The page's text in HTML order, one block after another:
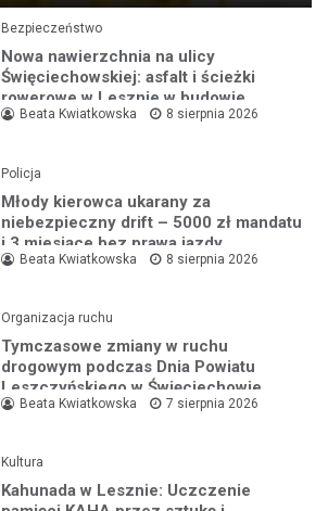
Bezpieczeństwo
Nowa nawierzchnia na ulicy
Święciechowskiej: asfalt i ścieżki
rowerowe w Lesznie w budowie
Beata Kwiatkowska 8 sierpnia 2026
Policja
Młody kierowca ukarany za
niebezpieczny drift – 5000 zł mandatu
i 3 miesiące bez prawa jazdy
Beata Kwiatkowska 8 sierpnia 2026
Organizacja ruchu
Tymczasowe zmiany w ruchu
drogowym podczas Dnia Powiatu
Leszczyńskiego w Święciechowie
Beata Kwiatkowska 7 sierpnia 2026
Kultura
Kahunada w Lesznie: Uczczenie